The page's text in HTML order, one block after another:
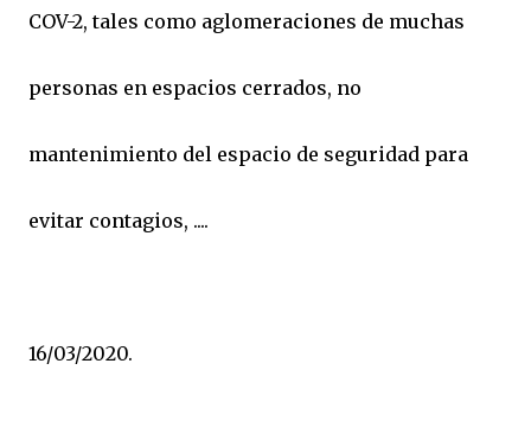
COV-2, tales como aglomeraciones de muchas
personas en espacios cerrados, no
mantenimiento del espacio de seguridad para
evitar contagios, ....
16/03/2020.